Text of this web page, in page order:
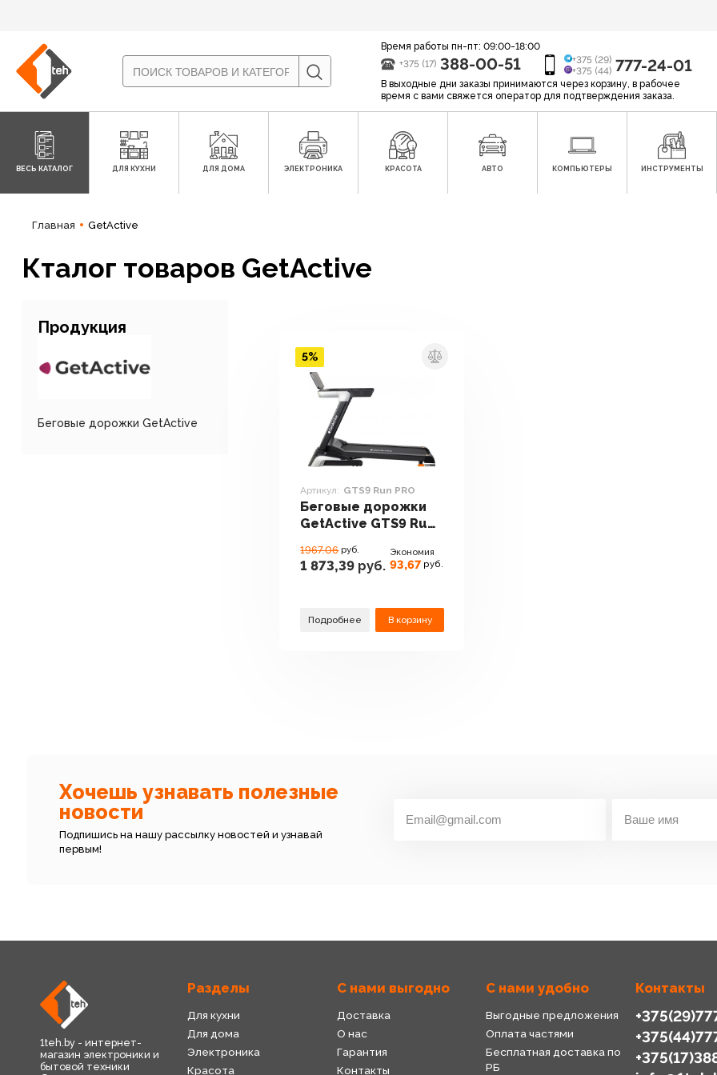
Время работы пн-пт: 09:00-18:00
+375 (17) 388-00-51
+375 (29)
+375 (44) 777-24-01
В выходные дни заказы принимаются через корзину, в рабочее
время с вами свяжется оператор для подтверждения заказа.
ВЕСЬ КАТАЛОГ ДЛЯ КУХНИ ДЛЯ ДОМА ЭЛЕКТРОНИКА КРАСОТА АВТО КОМПЬЮТЕРЫ ИНСТРУМЕНТЫ
Главная GetActive
Кталог товаров GetActive
Продукция
Беговые дорожки GetActive
Артикул: GTS9 Run PRO
Беговые дорожки
GetActive GTS9 Run
1967.06 руб.
1 873,39 руб.
Экономия
93,67 руб.
Подробнее В корзину
5%
Хочешь узнавать полезные
новости
Подпишись на нашу рассылку новостей и узнавай
первым!
1teh.by - интернет-
магазин электроники и
бытовой техники
Разделы
Для кухни
Для дома
Электроника
Красота
С нами выгодно
Доставка
О нас
Гарантия
Контакты
С нами удобно
Выгодные предложения
Оплата частями
Бесплатная доставка по
РБ
Контакты